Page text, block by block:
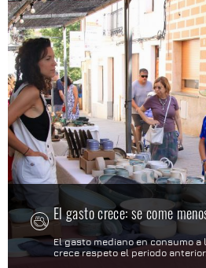
El gasto crece: se come
El gasto mediano en consumo
crece respeto el periodo anterior.